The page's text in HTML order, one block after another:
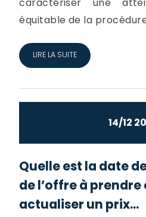
équitable de la
LIRE LA SUITE
14/12
Quelle est la date
de l’offre à
actualiser un prix...